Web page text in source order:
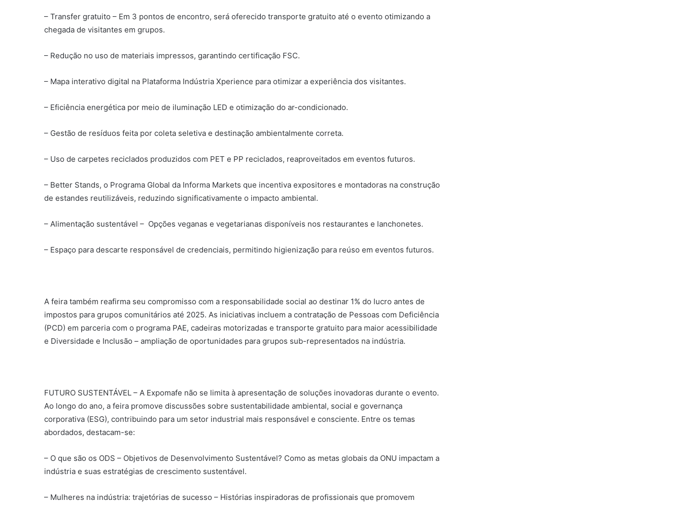
– Transfer gratuito – Em 3 pontos de encontro, será oferecido transporte gratuito até o evento otimizando a
chegada de visitantes em grupos.
– Redução no uso de materiais impressos, garantindo certificação FSC.
– Mapa interativo digital na Plataforma Indústria Xperience para otimizar a experiência dos visitantes.
– Eficiência energética por meio de iluminação LED e otimização do ar-condicionado.
– Gestão de resíduos feita por coleta seletiva e destinação ambientalmente correta.
– Uso de carpetes reciclados produzidos com PET e PP reciclados, reaproveitados em eventos futuros.
– Better Stands, o Programa Global da Informa Markets que incentiva expositores e montadoras na construção
de estandes reutilizáveis, reduzindo significativamente o impacto ambiental.
– Alimentação sustentável – Opções veganas e vegetarianas disponíveis nos restaurantes e lanchonetes.
– Espaço para descarte responsável de credenciais, permitindo higienização para reúso em eventos futuros.
A feira também reafirma seu compromisso com a responsabilidade social ao destinar 1% do lucro antes de
impostos para grupos comunitários até 2025. As iniciativas incluem a contratação de Pessoas com Deficiência
(PCD) em parceria com o programa PAE, cadeiras motorizadas e transporte gratuito para maior acessibilidade
e Diversidade e Inclusão – ampliação de oportunidades para grupos sub-representados na indústria.
FUTURO SUSTENTÁVEL – A Expomafe não se limita à apresentação de soluções inovadoras durante o evento.
Ao longo do ano, a feira promove discussões sobre sustentabilidade ambiental, social e governança
corporativa (ESG), contribuindo para um setor industrial mais responsável e consciente. Entre os temas
abordados, destacam-se:
– O que são os ODS – Objetivos de Desenvolvimento Sustentável? Como as metas globais da ONU impactam a
indústria e suas estratégias de crescimento sustentável.
– Mulheres na indústria: trajetórias de sucesso – Histórias inspiradoras de profissionais que promovem